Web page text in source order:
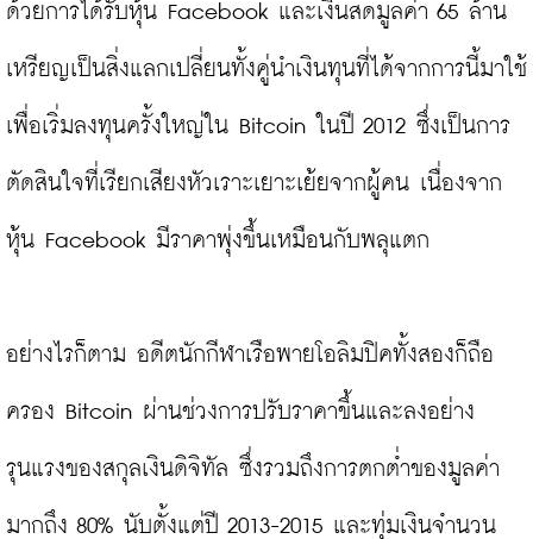
ด้วยการได้รับหุ้น Facebook และเงินสดมูลค่า 65 ล้าน
เหรียญเป็นสิ่งแลกเปลี่ยนทั้งคู่นำเงินทุนที่ได้จากการนี้มาใช้
เพื่อเริ่มลงทุนครั้งใหญ่ใน Bitcoin ในปี 2012 ซึ่งเป็นการ
ตัดสินใจที่เรียกเสียงหัวเราะเยาะเย้ยจากผู้คน เนื่องจาก
หุ้น Facebook มีราคาพุ่งขึ้นเหมือนกับพลุแตก
อย่างไรก็ตาม อดีตนักกีฬาเรือพายโอลิมปิคทั้งสองก็ถือ
ครอง Bitcoin ผ่านช่วงการปรับราคาขึ้นและลงอย่าง
รุนแรงของสกุลเงินดิจิทัล ซึ่งรวมถึงการตกต่ำของมูลค่า
มากถึง 80% นับตั้งแต่ปี 2013-2015 และทุ่มเงินจำนวน